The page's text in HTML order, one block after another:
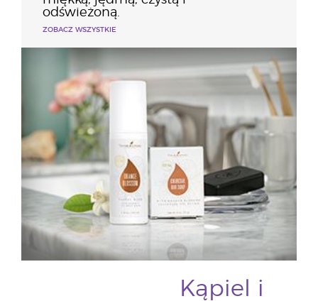
odświeżoną.
ZOBACZ WSZYSTKIE
Kąpiel i